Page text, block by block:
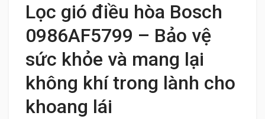
Lọc gió điều hòa Bosch
0986AF5799 – Bảo vệ
sức khỏe và mang lại
không khí trong lành cho
khoang lái